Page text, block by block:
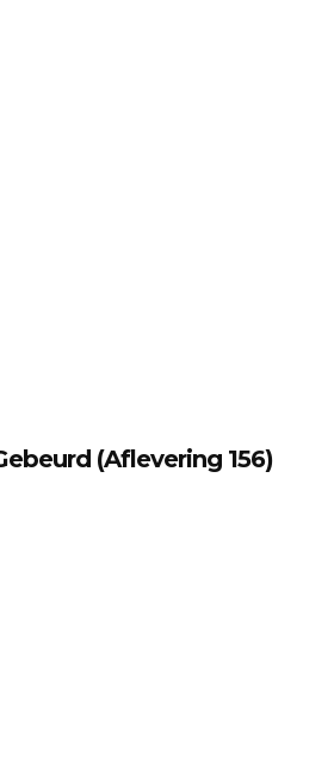
(aflevering 156)